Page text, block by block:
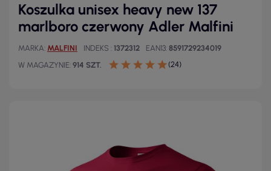
Koszulka unisex heavy new 137
marlboro czerwony Adler Malfini
MARKA MALFINI INDEKS 1372312 EAN13 8591729234019
W MAGAZYNIE 914 SZT. (24)